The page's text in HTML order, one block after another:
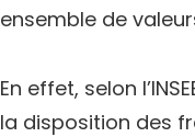
ensemble de
En effet, selon
la disposition des